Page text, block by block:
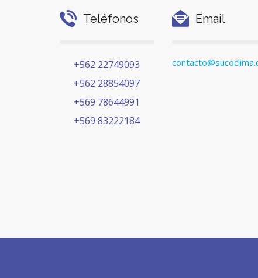
Teléfonos
+562 22749093
+562 28854097
+569 78644991
+569 83222184
Email